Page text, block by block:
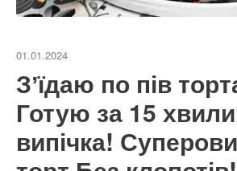
01.01.2024
Зʼїдаю по пів
Готую за 15
випічка!